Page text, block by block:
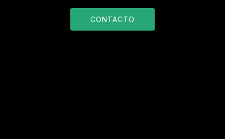
CONTACTO